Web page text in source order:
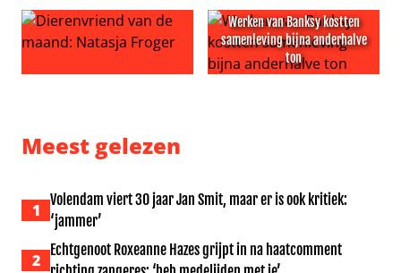
Nieuw BenB Vol Liefde-duo gespotZóveel winst maakt Frank
Werken van Banksy kostten
samenleving bijna anderhalve
ton
Meest gelezen
1
Volendam viert 30 jaar Jan Smit, maar er is ook kritiek:
‘jammer’
2
Echtgenoot Roxeanne Hazes grijpt in na haatcomment